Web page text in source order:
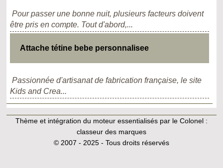
Pour passer une bonne nuit, plusieurs facteurs doivent
être pris en compte. Tout d'abord,...
Attache tétine bebe personnalisee
Passionnée d'artisanat de fabrication française, le site
Kids and Crea...
Thème et intégration du moteur essentialisés par le Colonel :
classeur des marques
© 2007 - 2025 - Tous droits réservés